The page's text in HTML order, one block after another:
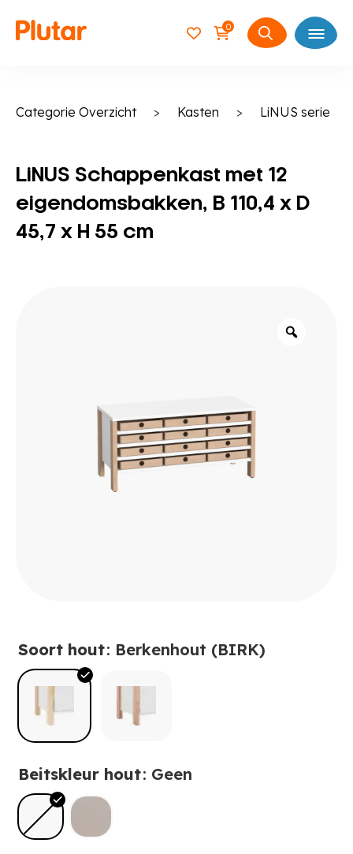
0
Zoeken
Open
Categorie Overzicht > Kasten > LiNUS serie
LiNUS Schappenkast met 12
eigendomsbakken, B 110,4 x D
45,7 x H 55 cm
Soort hout: Berkenhout (BIRK)
Beitskleur hout: Geen